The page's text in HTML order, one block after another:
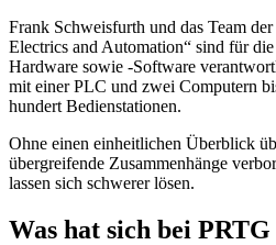
Frank Schweisfurth und das Team
Electrics and Automation“ sind für
Hardware sowie -Software
mit einer PLC und zwei Computern
hundert Bedienstationen.
Ohne einen einheitlichen Überblick
übergreifende Zusammenhänge
lassen sich schwerer lösen.
Was hat sich bei